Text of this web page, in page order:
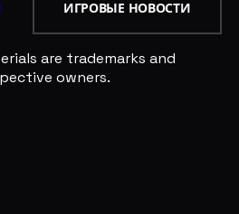
ИГРОВЫЕ НОВОСТИ
are trademarks and
owners.